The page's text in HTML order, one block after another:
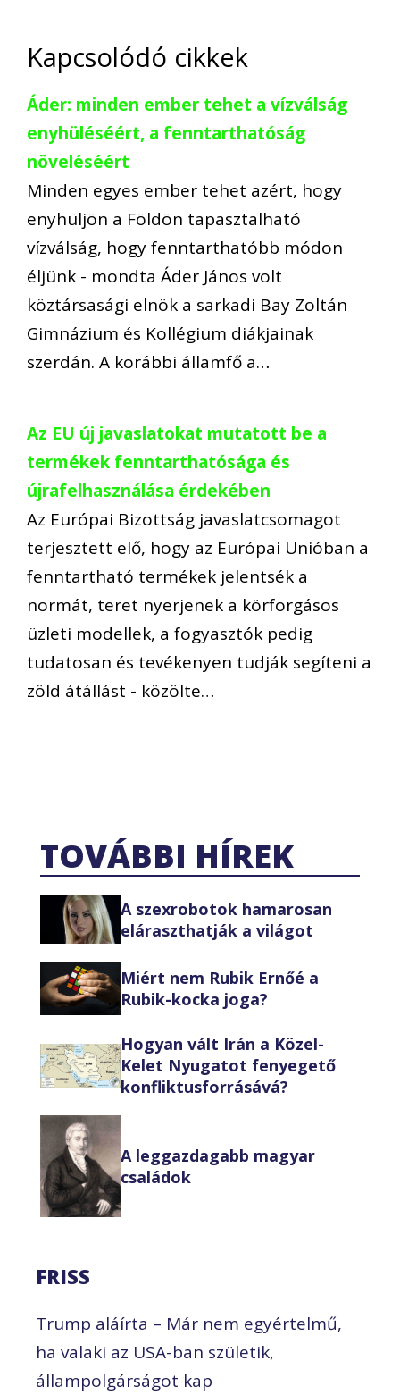
Kapcsolódó cikkek
Áder: minden ember tehet a vízválság
enyhüléséért, a fenntarthatóság
növeléséért
Minden egyes ember tehet azért, hogy
enyhüljön a Földön tapasztalható
vízválság, hogy fenntarthatóbb módon
éljünk - mondta Áder János volt
köztársasági elnök a sarkadi Bay Zoltán
Gimnázium és Kollégium diákjainak
szerdán. A korábbi államfő a…
Az EU új javaslatokat mutatott be a
termékek fenntarthatósága és
újrafelhasználása érdekében
Az Európai Bizottság javaslatcsomagot
terjesztett elő, hogy az Európai Unióban a
fenntartható termékek jelentsék a
normát, teret nyerjenek a körforgásos
üzleti modellek, a fogyasztók pedig
tudatosan és tevékenyen tudják segíteni a
zöld átállást - közölte…
TOVÁBBI HÍREK
A szexrobotok hamarosan
eláraszthatják a világot
Miért nem Rubik Ernőé a
Rubik-kocka joga?
Hogyan vált Irán a Közel-
Kelet Nyugatot fenyegető
konfliktusforrásává?
A leggazdagabb magyar
családok
FRISS
Trump aláírta – Már nem egyértelmű,
ha valaki az USA-ban születik,
állampolgárságot kap